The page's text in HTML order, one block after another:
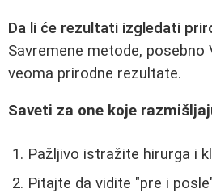
Da li će rezultati izgledati
Savremene metode, posebno
veoma prirodne rezultate.
Saveti za one koje
Pažljivo istražite hirurga i
Pitajte da vidite "pre i